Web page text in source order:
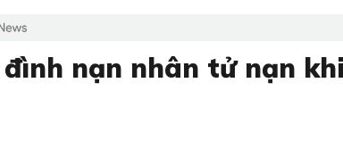
nạn nhân tử nạn